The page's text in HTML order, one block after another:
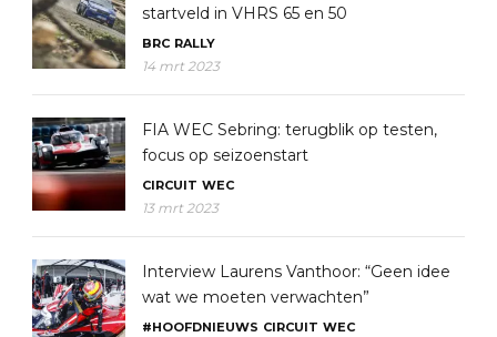
startveld in VHRS 65 en 50
BRC RALLY
14 mrt 2023
FIA WEC Sebring: terugblik op testen,
focus op seizoenstart
CIRCUIT WEC
13 mrt 2023
Interview Laurens Vanthoor: “Geen idee
wat we moeten verwachten”
#HOOFDNIEUWS CIRCUIT WEC